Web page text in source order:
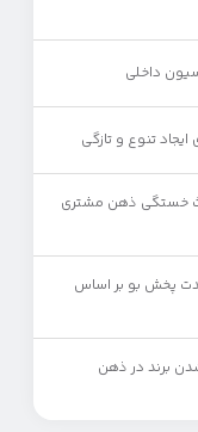
داخلی
تنوع و تازگی
خستگی ذهن مشتری
پخش بو بر اساس
برند در ذهن